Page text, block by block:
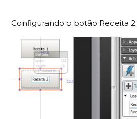
Configurando o botão Receita 2: